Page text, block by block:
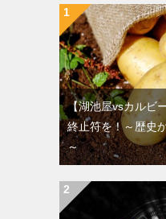
【湖池屋vsカルビ
終止符を！～歴史
～